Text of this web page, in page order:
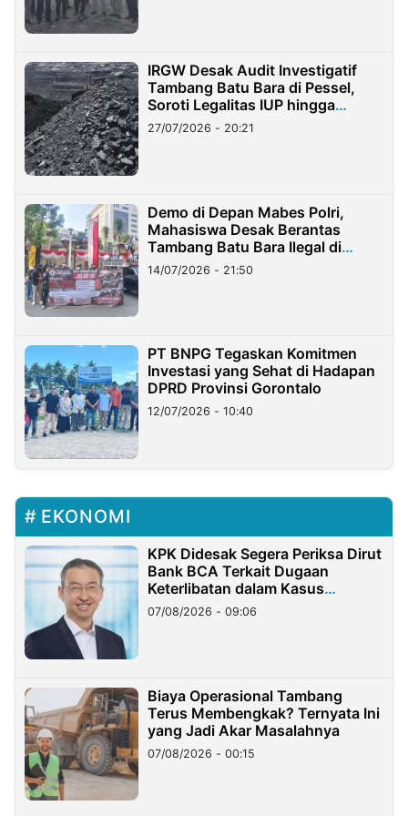
IRGW Desak Audit Investigatif
Tambang Batu Bara di Pessel,
Soroti Legalitas IUP hingga
Stockpile
27/07/2026 - 20:21
Demo di Depan Mabes Polri,
Mahasiswa Desak Berantas
Tambang Batu Bara Ilegal di
Lampung
14/07/2026 - 21:50
PT BNPG Tegaskan Komitmen
Investasi yang Sehat di Hadapan
DPRD Provinsi Gorontalo
12/07/2026 - 10:40
EKONOMI
KPK Didesak Segera Periksa Dirut
Bank BCA Terkait Dugaan
Keterlibatan dalam Kasus
Hilangnya Dana Nasabah Rp2,58
Miliar
07/08/2026 - 09:06
Biaya Operasional Tambang
Terus Membengkak? Ternyata Ini
yang Jadi Akar Masalahnya
07/08/2026 - 00:15